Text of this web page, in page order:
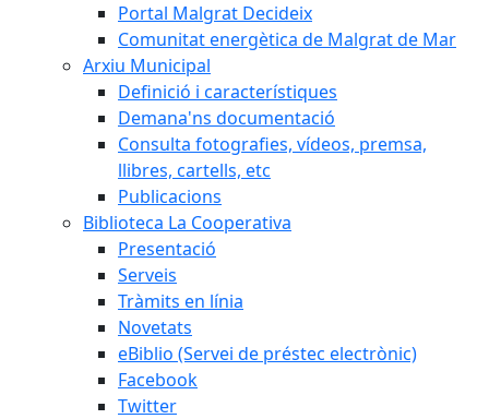
Portal Malgrat Decideix
Comunitat energètica de Malgrat de Mar
Arxiu Municipal
Definició i característiques
Demana'ns documentació
Consulta fotografies, vídeos, premsa,
llibres, cartells, etc
Publicacions
Biblioteca La Cooperativa
Presentació
Serveis
Tràmits en línia
Novetats
eBiblio (Servei de préstec electrònic)
Facebook
Twitter